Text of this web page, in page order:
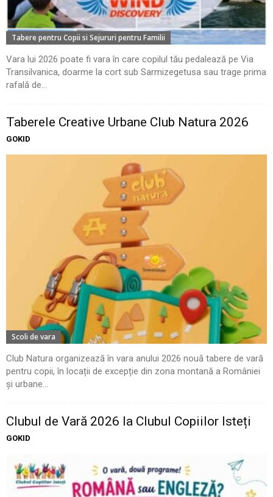
Tabere pentru Copii si Sejururi pentru Familii
Vara lui 2026 poate fi vara în care copilul tău pedalează pe Via
Transilvanica, doarme la cort sub Sarmizegetusa sau trage prima
rafală de...
Taberele Creative Urbane Club Natura 2026
GOKID
Scoli de vara
Club Natura organizează în vara anului 2026 nouă tabere de vară
pentru copii, în locații de excepție din zona montană a României
și urbane...
Clubul de Vară 2026 la Clubul Copiilor Isteți
GOKID